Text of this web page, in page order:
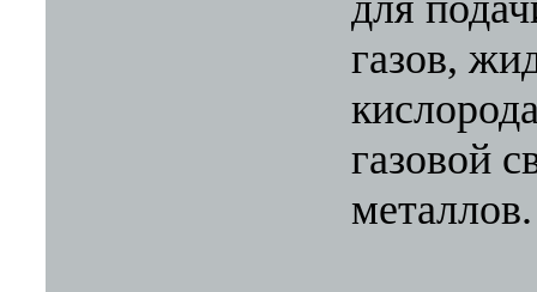
газов,
газовой
металлов.